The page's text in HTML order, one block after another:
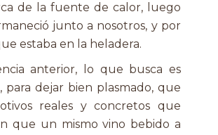
de la fuente de calor, luego
junto a nosotros, y por
estaba en la heladera.
anterior, lo que busca es
para dejar bien plasmado, que
reales y concretos que
que un mismo vino bebido a